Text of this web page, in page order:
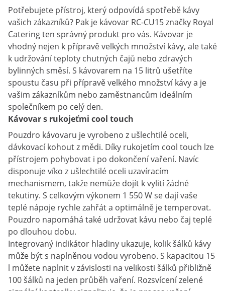
Potřebujete přístroj, který odpovídá spotřebě kávy
vašich zákazníků? Pak je kávovar RC-CU15 značky Royal
Catering ten správný produkt pro vás. Kávovar je
vhodný nejen k přípravě velkých množství kávy, ale také
k udržování teploty chutných čajů nebo zdravých
bylinných směsí. S kávovarem na 15 litrů ušetříte
spoustu času při přípravě velkého množství kávy a je
vašim zákazníkům nebo zaměstnancům ideálním
společníkem po celý den.
Kávovar s rukojeťmi cool touch
Pouzdro kávovaru je vyrobeno z ušlechtilé oceli,
dávkovací kohout z mědi. Díky rukojetím cool touch lze
přístrojem pohybovat i po dokončení vaření. Navíc
disponuje víko z ušlechtilé oceli uzavíracím
mechanismem, takže nemůže dojít k vylití žádné
tekutiny. S celkovým výkonem 1 550 W se dají vaše
teplé nápoje rychle zahřát a optimálně je temperovat.
Pouzdro napomáhá také udržovat kávu nebo čaj teplé
po dlouhou dobu.
Integrovaný indikátor hladiny ukazuje, kolik šálků kávy
může být s naplněnou vodou vyrobeno. S kapacitou 15
l můžete naplnit v závislosti na velikosti šálků přibližně
100 šálků na jeden průběh vaření. Rozsvícení zelené